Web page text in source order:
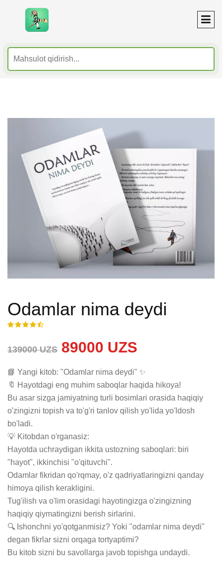
Odamlar nima deydi
139000 UZS 89000 UZS
📘 Yangi kitob: "Odamlar nima deydi" ✨
🔖 Hayotdagi eng muhim saboqlar haqida hikoya!
Bu asar sizga jamiyatning turli bosimlari orasida haqiqiy
o'zingizni topish va to'g'ri tanlov qilish yo'lida yo'ldosh
bo'ladi.
💡 Kitobdan o'rganasiz:
Hayotda uchraydigan ikkita ustozning saboqlari: biri
"hayot", ikkinchisi "o'qituvchi".
Odamlar fikridan qo'rqmay, o'z qadriyatlaringizni qanday
himoya qilish kerakligini.
Tug'ilish va o'lim orasidagi hayotingizga o'zingizning
haqiqiy qiymatingizni berish sirlarini.
🔍 Ishonchni yo'qotganmisiz? Yoki "odamlar nima deydi"
degan fikrlar sizni orqaga tortyaptimi?
Bu kitob sizni bu savollarga javob topishga undaydi.